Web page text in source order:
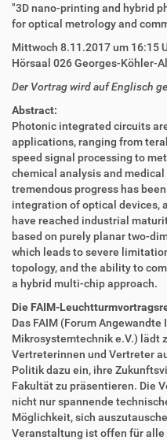
t
z
g
r
i
f
e
l
k
t
i
n
e
n
"3D nano-printing and hybrid
for optical metrology and
Mittwoch 8.11.2017 um 16:15
Hörsaal 026 Georges-Köhler-
Der Vortrag wird auf Englisch
Abstract:
Photonic integrated circuits
applications, ranging from
speed signal processing to
chemical analysis and
tremendous progress has
integration of optical devices,
have reached industrial
based on purely planar two-
which leads to severe
topology, and the ability to
a hybrid multi-chip approach.
Die FAIM-
Das FAIM (Forum Angewandte
Mikrosystemtechnik e.V.) lädt
Vertreterinnen und Vertreter
Politik dazu ein, ihre
Fakultät zu präsentieren. Die
nicht nur spannende
Möglichkeit, sich
Veranstaltung ist offen für